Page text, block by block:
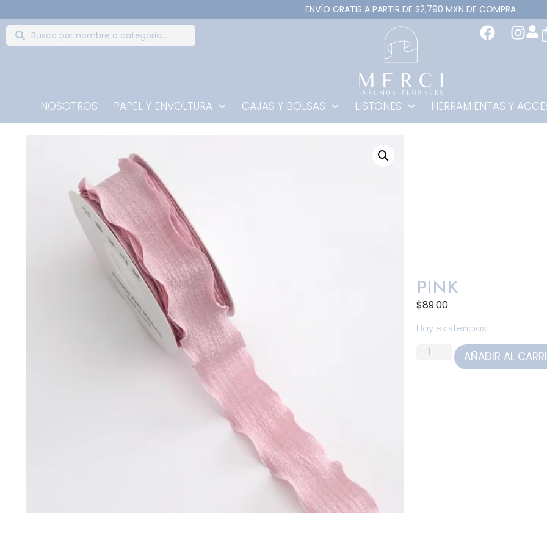
ENVÍO GRATIS A PARTIR DE $2,790 MXN DE COMPRA
NOSOTROS PAPEL Y ENVOLTURA CAJAS Y BOLSAS LISTONES HERRAMIENTAS Y
PINK
$89.00
Hay existencias
AÑADIR AL